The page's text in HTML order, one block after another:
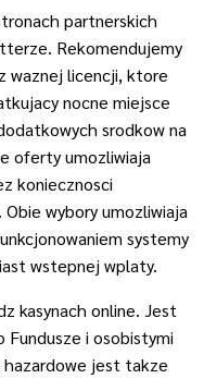
partnerskich
Rekomendujemy
waznej licencji, ktore
nocne miejsce
srodkow na
oferty umozliwiaja
koniecznosci
wybory umozliwiaja
systemy
wstepnej wplaty.
kasynach online. Jest
Fundusze i osobistymi
jest takze